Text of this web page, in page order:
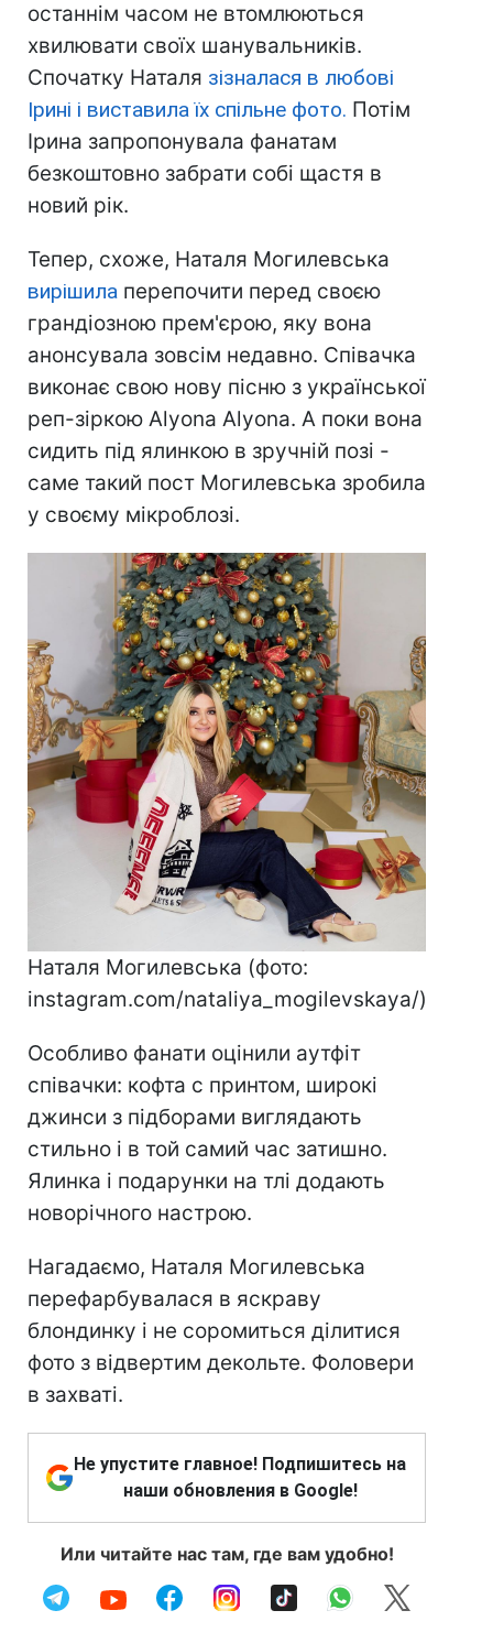
останнім часом не втомлюються
хвилювати своїх шанувальників.
Спочатку Наталя зізналася в любові
Ірині і виставила їх спільне фото. Потім
Ірина запропонувала фанатам
безкоштовно забрати собі щастя в
новий рік.
Тепер, схоже, Наталя Могилевська
вирішила перепочити перед своєю
грандіозною прем'єрою, яку вона
анонсувала зовсім недавно. Співачка
виконає свою нову пісню з української
реп-зіркою Alyona Alyona. А поки вона
сидить під ялинкою в зручній позі -
саме такий пост Могилевська зробила
у своєму мікроблозі.
Наталя Могилевська (фото:
instagram.com/nataliya_mogilevskaya/)
Особливо фанати оцінили аутфіт
співачки: кофта с принтом, широкі
джинси з підборами виглядають
стильно і в той самий час затишно.
Ялинка і подарунки на тлі додають
новорічного настрою.
Нагадаємо, Наталя Могилевська
перефарбувалася в яскраву
блондинку і не соромиться ділитися
фото з відвертим декольте. Фоловери
в захваті.
Не упустите главное! Подпишитесь на
наши обновления в Google!
Или читайте нас там, где вам удобно!